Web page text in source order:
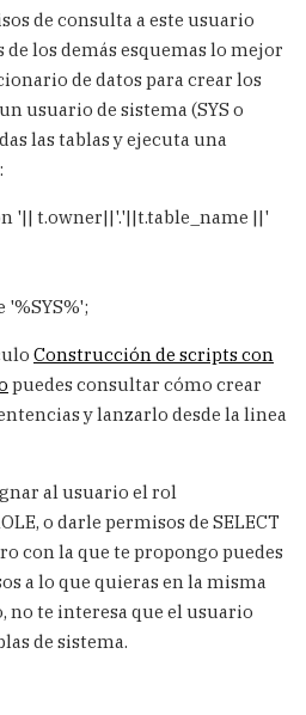
de consulta a este usuario
de los demás esquemas lo mejor
de datos para crear los
usuario de sistema (SYS o
las tablas y ejecuta una
'|| t.owner||'.'||t.table_name ||'
Construcción de scripts con
puedes consultar cómo crear
y lanzarlo desde la linea
al usuario el rol
o darle permisos de SELECT
con la que te propongo puedes
a lo que quieras en la misma
no te interesa que el usuario
de sistema.